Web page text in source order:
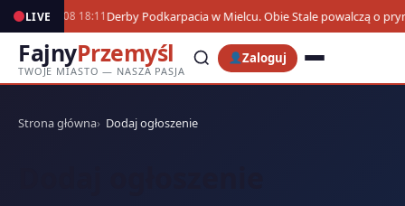
LIVE07.08 18:11 Derby Podkarpacia w Mielcu. Obie Stale powalczą o
FajnyPrzemyśl
TWOJE MIASTO — NASZA PASJA
Zaloguj
Strona główna Dodaj ogłoszenie